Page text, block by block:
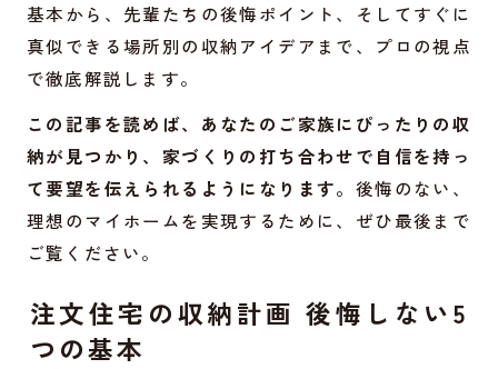
基本から、先輩たちの後悔ポイント、そしてすぐに
真似できる場所別の収納アイデアまで、プロの視点
で徹底解説します。
この記事を読めば、あなたのご家族にぴったりの収
納が見つかり、家づくりの打ち合わせで自信を持っ
て要望を伝えられるようになります。 後悔のない、
理想のマイホームを実現するために、ぜひ最後まで
ご覧ください。
注文住宅の収納計画 後悔しない5
つの基本